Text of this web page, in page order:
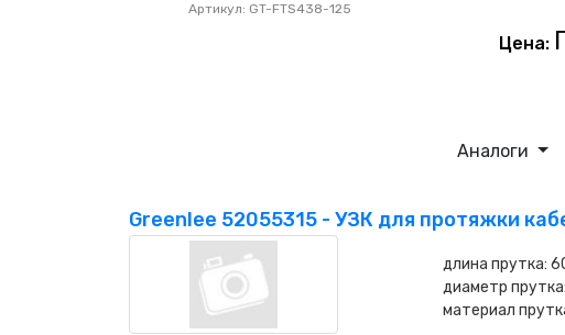
Артикул: GT-FTS438-125
Цена:
Аналоги
Greenlee 52055315 - УЗК для протяжки
длина прутка:
диаметр
материал